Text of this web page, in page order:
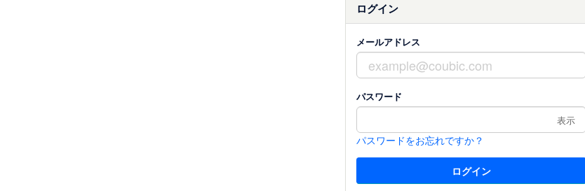
ログイン
メールアドレス
パスワード
表示
パスワードをお忘れですか？